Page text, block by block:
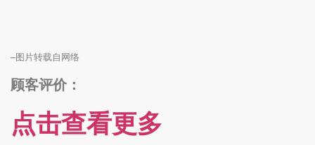
–图片转载自网络
顾客评价：
点击查看更多